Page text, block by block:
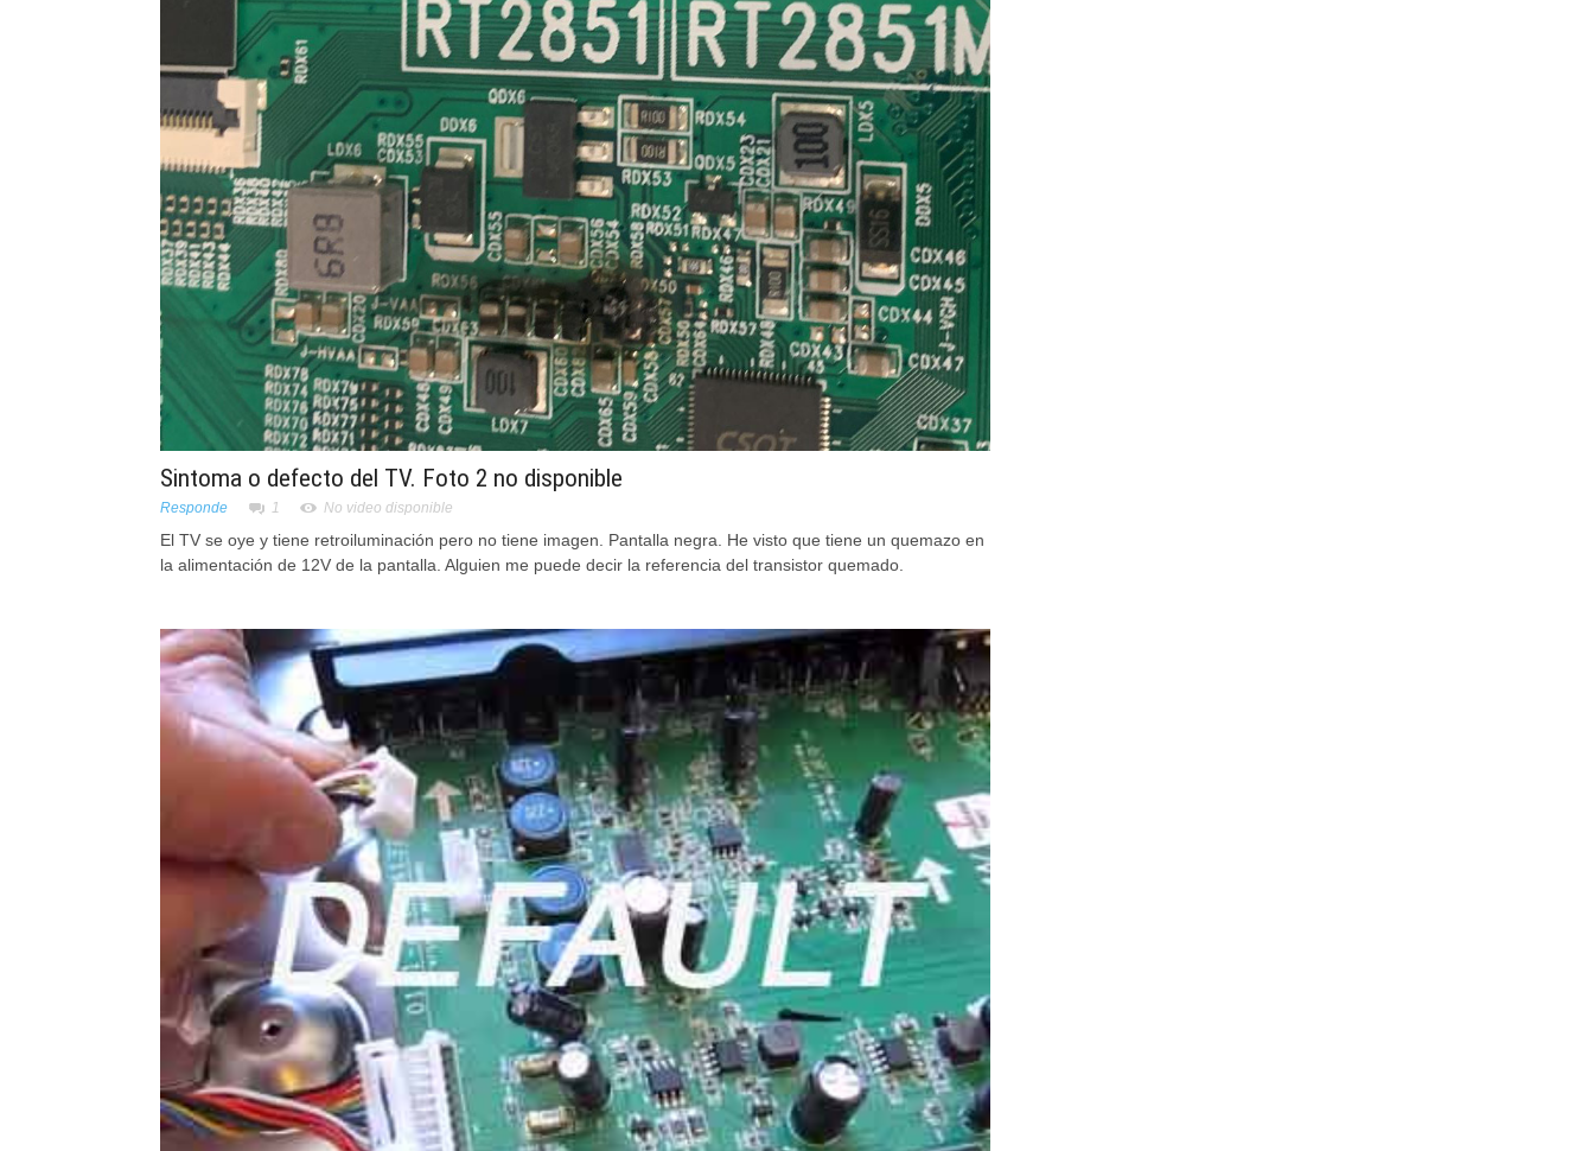
Sintoma o defecto del TV. Foto 2 no disponible
Responde 1 No video disponible
El TV se oye y tiene retroiluminación pero no tiene imagen. Pantalla negra. He visto que tiene un quemazo en
la alimentación de 12V de la pantalla. Alguien me puede decir la referencia del transistor quemado.